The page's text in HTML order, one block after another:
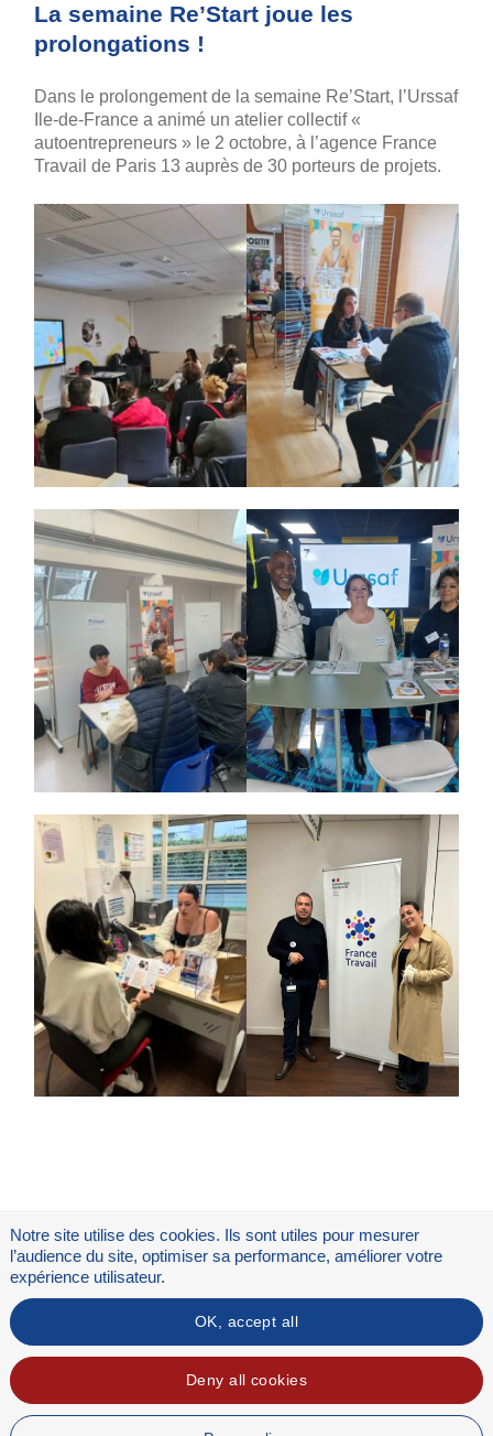
La semaine Re’Start joue les
prolongations !
Dans le prolongement de la semaine Re’Start, l’Urssaf
Ile-de-France a animé un atelier collectif «
autoentrepreneurs » le 2 octobre, à l’agence France
Travail de Paris 13 auprès de 30 porteurs de projets.
Flux RSS
Notre site utilise des cookies. Ils sont utiles pour mesurer
l’audience du site, optimiser sa performance, améliorer votre
expérience utilisateur.
OK, accept all
Deny all cookies